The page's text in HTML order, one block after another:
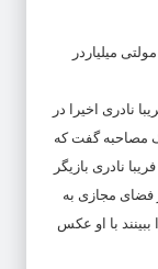
نادری اخیرا در
مصاحبه گفت که
نادری بازیگر
فضای مجازی به
با او عکس